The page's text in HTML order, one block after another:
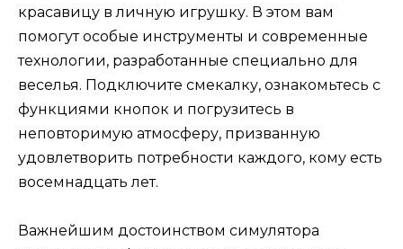
красавицу в личную игрушку. В этом вам
помогут особые инструменты и современные
технологии, разработанные специально для
веселья. Подключите смекалку, ознакомьтесь с
функциями кнопок и погрузитесь в
неповторимую атмосферу, призванную
удовлетворить потребности каждого, кому есть
восемнадцать лет.
Важнейшим достоинством симулятора